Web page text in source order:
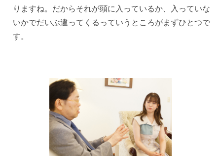
りますね。だからそれが頭に入っているか、入っていな
いかでだいぶ違ってくるっていうところがまずひとつで
す。